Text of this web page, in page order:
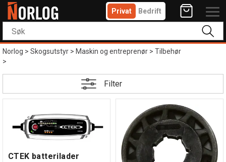
Privat Bedrift
Norlog>Skogsutstyr>Maskin og entreprenør>Tilbehør
>
Filter
CTEK batterilader